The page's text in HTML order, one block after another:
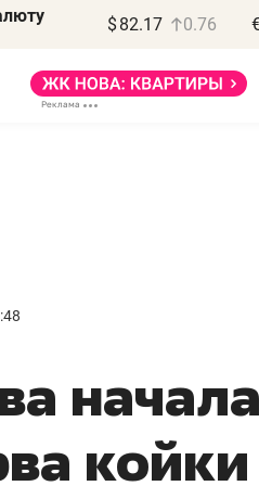
$ 82.17 0.76
правил, бизнес может
потерять минимум